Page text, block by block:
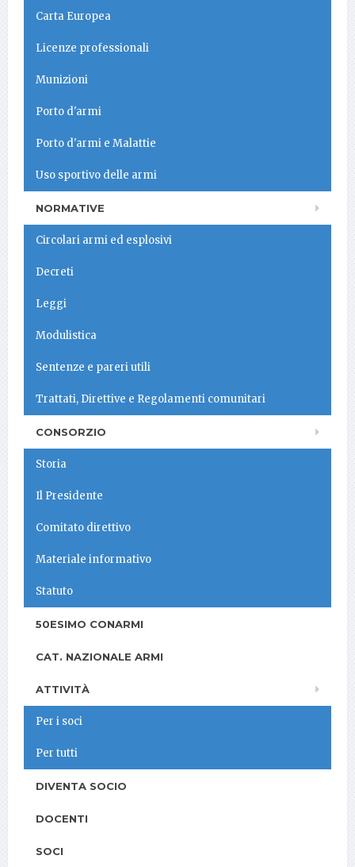
Carta Europea
Licenze professionali
Munizioni
Porto d'armi
Porto d'armi e Malattie
Uso sportivo delle armi
NORMATIVE
Circolari armi ed esplosivi
Decreti
Leggi
Modulistica
Sentenze e pareri utili
Trattati, Direttive e Regolamenti comunitari
CONSORZIO
Storia
Il Presidente
Comitato direttivo
Materiale informativo
Statuto
50ESIMO CONARMI
CAT. NAZIONALE ARMI
ATTIVITÀ
Per i soci
Per tutti
DIVENTA SOCIO
DOCENTI
SOCI